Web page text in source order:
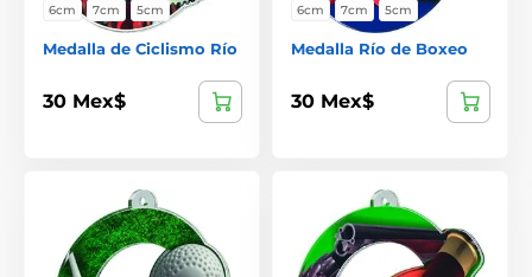
6cm 7cm 5cm
Medalla de Ciclismo Río
30 Mex$
6cm 7cm 5cm
Medalla Río de Boxeo
30 Mex$